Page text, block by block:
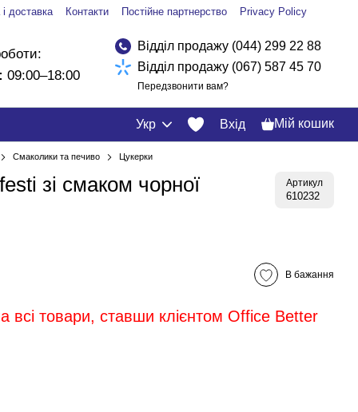
доставка Контакти Постійне партнерство Privacy Policy
09:00–18:00
Відділ продажу (044) 299 22 88
Відділ продажу (067) 587 45 70
Передзвонити вам?
Укр Вхід Мій кошик
Смаколики та печиво Цукерки
зі смаком чорної
Артикул
610232
В бажання
всі товари, ставши клієнтом Office Better